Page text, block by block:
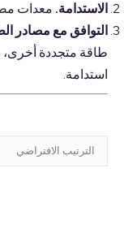
الاستدامة. معدات
التوافق مع مصادر
طاقة متجددة أخرى،
استدامة.